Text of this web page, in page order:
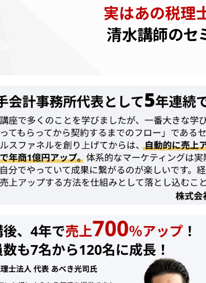
実はあの税理
清水講師のセ